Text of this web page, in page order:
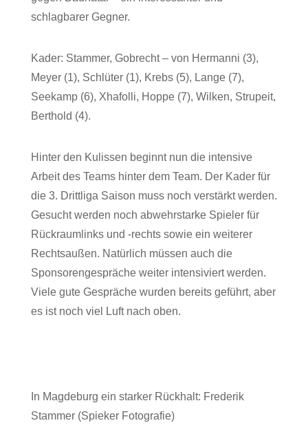
schlagbarer Gegner.
Kader: Stammer, Gobrecht – von Hermanni (3),
Meyer (1), Schlüter (1), Krebs (5), Lange (7),
Seekamp (6), Xhafolli, Hoppe (7), Wilken, Strupeit,
Berthold (4).
Hinter den Kulissen beginnt nun die intensive
Arbeit des Teams hinter dem Team. Der Kader für
die 3. Drittliga Saison muss noch verstärkt werden.
Gesucht werden noch abwehrstarke Spieler für
Rückraumlinks und -rechts sowie ein weiterer
Rechtsaußen. Natürlich müssen auch die
Sponsorengespräche weiter intensiviert werden.
Viele gute Gespräche wurden bereits geführt, aber
es ist noch viel Luft nach oben.
In Magdeburg ein starker Rückhalt: Frederik
Stammer (Spieker Fotografie)